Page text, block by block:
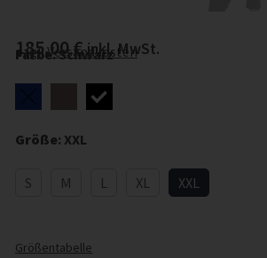
185,00€inkl. MwSt.
zzgl.Versandkosten
Größe: XXL
S M L XL XXL
Größentabelle
Farbe:Schwarz